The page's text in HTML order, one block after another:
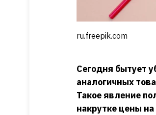
ru.freepik.com
Сегодня бытует
аналогичных
Такое явление
накрутке цены